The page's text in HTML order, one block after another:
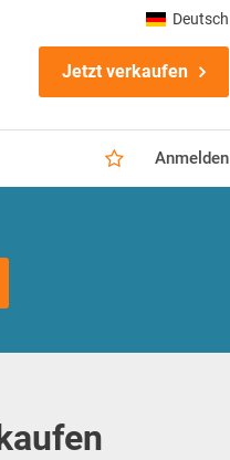
Jetzt verkaufen
Anmelden
Deutsch